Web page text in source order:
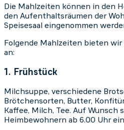
Die Mahlzeiten können in den
den Aufenthaltsräumen der
Speisesaal eingenommen
Folgende Mahlzeiten bieten
an:
1. Frühstück
Milchsuppe, verschiedene
Brötchensorten, Butter,
Kaffee, Milch, Tee. Auf Wunsch
Heimbewohnern ab 6.00 Uhr